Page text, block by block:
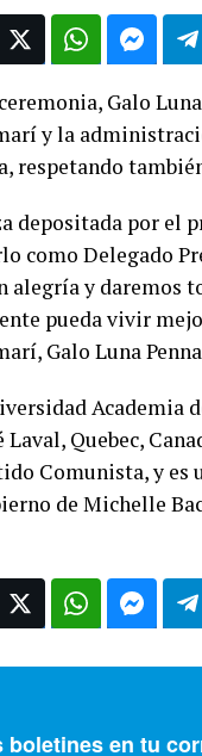
Galo
y la
respetando
depositada por el
como Delegado
alegría y daremos
pueda vivir
Galo Luna
Academia
Quebec,
Comunista, y es
de Michelle